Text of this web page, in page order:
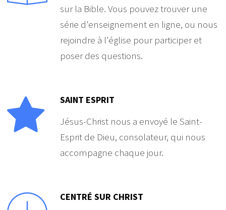
sur la Bible. Vous pouvez trouver une
série d'enseignement en ligne, ou nous
rejoindre à l'église pour participer et
poser des questions.
SAINT ESPRIT
Jésus-Christ nous a envoyé le Saint-
Esprit de Dieu, consolateur, qui nous
accompagne chaque jour.
CENTRÉ SUR CHRIST